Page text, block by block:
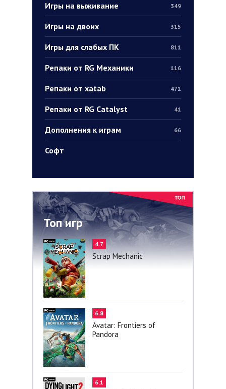
Игры на выживание 349
Игры на двоих 315
Игры для слабых ПК 811
Репаки от RG Механики 116
Репаки от xatab 471
Репаки от RG Catalyst 41
Дополнения к играм 66
Софт
Топ игр
4.7
Scrap Mechanic
6.8
Avatar: Frontiers of
Pandora
6.1